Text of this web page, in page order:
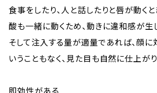
食事をしたり、人と話したりと唇が動く
酸も一緒に動くため、動きに違和感が生
そして注入する量が適量であれば、顔に
いうこともなく、見た目も自然に仕上がり
即効性がある